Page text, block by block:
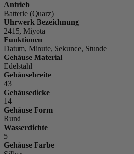
Antrieb
Batterie (Quarz)
Uhrwerk Bezeichnung
2415, Miyota
Funktionen
Datum, Minute, Sekunde, Stunde
Gehäuse Material
Edelstahl
Gehäusebreite
43
Gehäusedicke
14
Gehäuse Form
Rund
Wasserdichte
5
Gehäuse Farbe